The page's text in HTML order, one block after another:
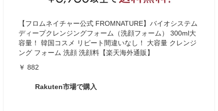
【フロムネイチャー公式 FROMNATURE】バイオシステム
ディープクレンジングフォーム（洗顔フォーム） 300ml大
容量！ 韓国コスメ リピート間違いなし！ 大容量 クレンジ
ング フォーム 洗顔 洗顔料【楽天海外通販】
￥ 882
Rakuten市場で購入